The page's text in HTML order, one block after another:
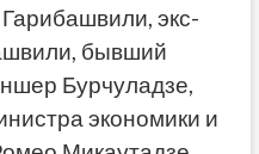
экс-
бывший
Бурчуладзе,
экономики и